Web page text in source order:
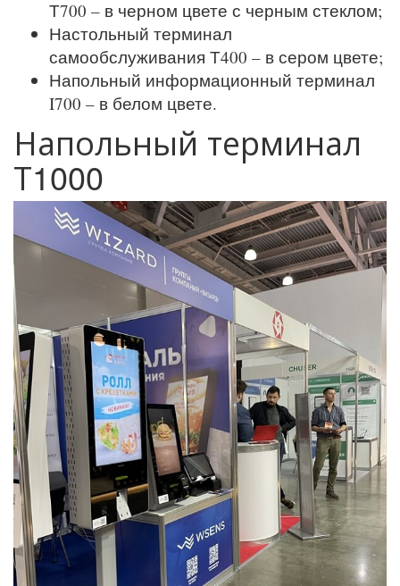
Т700 – в черном цвете с черным стеклом;
Настольный терминал
самообслуживания Т400 – в сером цвете;
Напольный информационный терминал
I700 – в белом цвете.
Напольный терминал
Т1000